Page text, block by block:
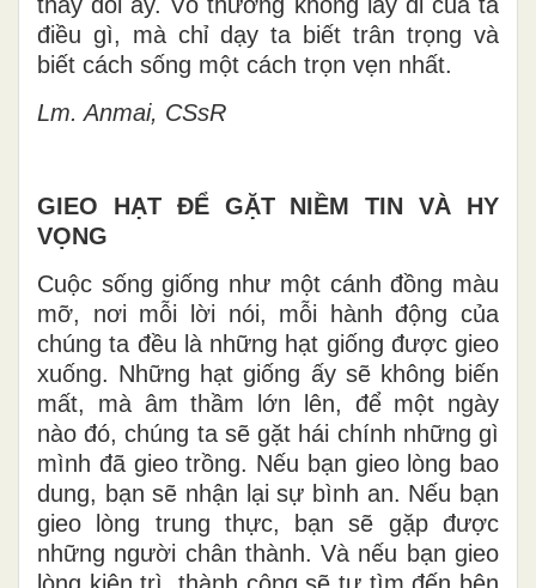
điều gì, mà chỉ dạy ta biết trân trọng và
biết cách sống một cách trọn vẹn nhất.
Lm. Anmai, CSsR
GIEO HẠT ĐỂ GẶT NIỀM TIN VÀ HY
VỌNG
Cuộc sống giống như một cánh đồng màu
mỡ, nơi mỗi lời nói, mỗi hành động của
chúng ta đều là những hạt giống được gieo
xuống. Những hạt giống ấy sẽ không biến
mất, mà âm thầm lớn lên, để một ngày
nào đó, chúng ta sẽ gặt hái chính những gì
mình đã gieo trồng. Nếu bạn gieo lòng bao
dung, bạn sẽ nhận lại sự bình an. Nếu bạn
gieo lòng trung thực, bạn sẽ gặp được
những người chân thành. Và nếu bạn gieo